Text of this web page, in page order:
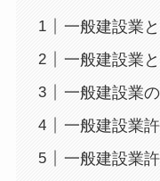
一般建設業
一般建設業
一般建設業
一般建設業
一般建設業